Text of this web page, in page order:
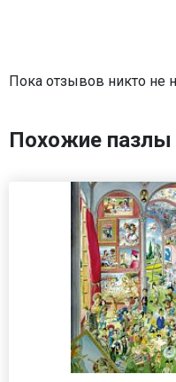
Пока отзывов никто не
Похожие пазлы